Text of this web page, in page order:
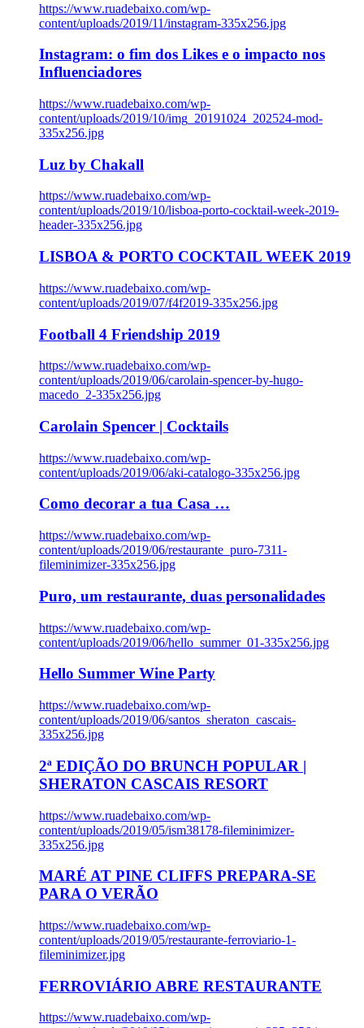
https://www.ruadebaixo.com/wp-
content/uploads/2019/11/instagram-335x256.jpg
Instagram: o fim dos Likes e o impacto nos
Influenciadores
https://www.ruadebaixo.com/wp-
content/uploads/2019/10/img_20191024_202524-mod-
335x256.jpg
Luz by Chakall
https://www.ruadebaixo.com/wp-
content/uploads/2019/10/lisboa-porto-cocktail-week-2019-
header-335x256.jpg
LISBOA & PORTO COCKTAIL WEEK 2019
https://www.ruadebaixo.com/wp-
content/uploads/2019/07/f4f2019-335x256.jpg
Football 4 Friendship 2019
https://www.ruadebaixo.com/wp-
content/uploads/2019/06/carolain-spencer-by-hugo-
macedo_2-335x256.jpg
Carolain Spencer | Cocktails
https://www.ruadebaixo.com/wp-
content/uploads/2019/06/aki-catalogo-335x256.jpg
Como decorar a tua Casa …
https://www.ruadebaixo.com/wp-
content/uploads/2019/06/restaurante_puro-7311-
fileminimizer-335x256.jpg
Puro, um restaurante, duas personalidades
https://www.ruadebaixo.com/wp-
content/uploads/2019/06/hello_summer_01-335x256.jpg
Hello Summer Wine Party
https://www.ruadebaixo.com/wp-
content/uploads/2019/06/santos_sheraton_cascais-
335x256.jpg
2ª EDIÇÃO DO BRUNCH POPULAR |
SHERATON CASCAIS RESORT
https://www.ruadebaixo.com/wp-
content/uploads/2019/05/ism38178-fileminimizer-
335x256.jpg
MARÉ AT PINE CLIFFS PREPARA-SE
PARA O VERÃO
https://www.ruadebaixo.com/wp-
content/uploads/2019/05/restaurante-ferroviario-1-
fileminimizer.jpg
FERROVIÁRIO ABRE RESTAURANTE
https://www.ruadebaixo.com/wp-